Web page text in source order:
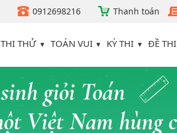
0912698216 Thanh toán
THI THỬ TOÁN VUI KỲ THI ĐỀ THI